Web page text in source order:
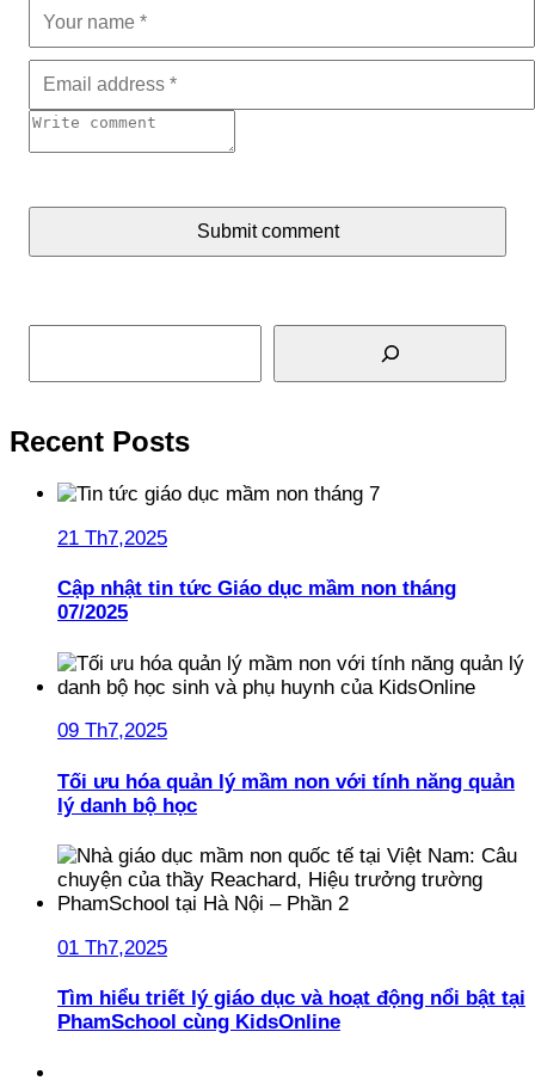
Submit comment
Tìm kiếm
Recent Posts
21 Th7,2025
Cập nhật tin tức Giáo dục mầm non tháng
07/2025
09 Th7,2025
Tối ưu hóa quản lý mầm non với tính năng quản
lý danh bộ học
01 Th7,2025
Tìm hiểu triết lý giáo dục và hoạt động nổi bật tại
PhamSchool cùng KidsOnline